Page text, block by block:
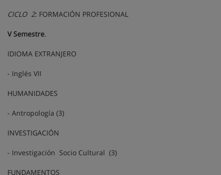
CICLO 2: FORMACIÓN PROFESIONAL
V Semestre.
IDIOMA EXTRANJERO
- Inglés VII
HUMANIDADES
- Antropología (3)
INVESTIGACIÓN
- Investigación Socio Cultural (3)
FUNDAMENTOS